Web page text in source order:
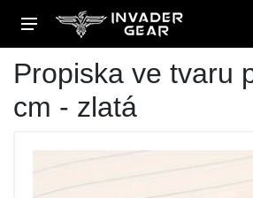
Propiska ve tvaru
cm - zlatá